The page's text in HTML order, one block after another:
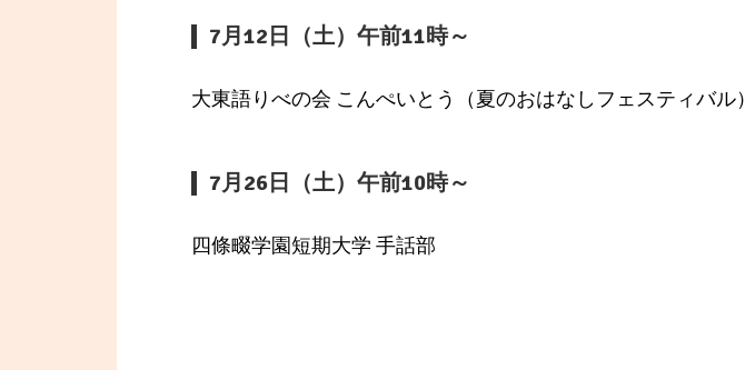
7月12日（土）午前11時～
大東語りべの会 こんぺいとう（夏のおはなしフェスティバル）
7月26日（土）午前10時～
四條畷学園短期大学 手話部